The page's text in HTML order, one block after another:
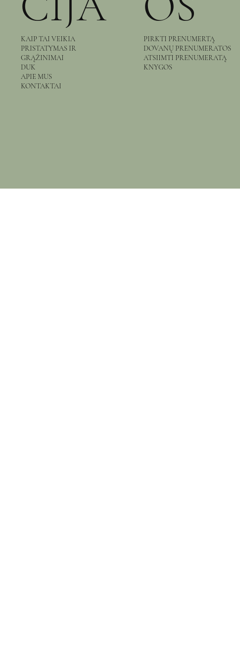
KAIP TAI VEIKIA
PRISTATYMAS IR
GRĄŽINIMAI
DUK
APIE MUS
KONTAKTAI
PIRKTI PRENUMERTĄ
DOVANŲ PRENUMERATOS
ATSIIMTI PRENUMERATĄ
KNYGOS